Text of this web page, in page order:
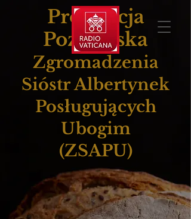
Prowincja
Poznańska
Zgromadzenia
Sióstr Albertynek
Posługujących
Ubogim
(ZSAPU)